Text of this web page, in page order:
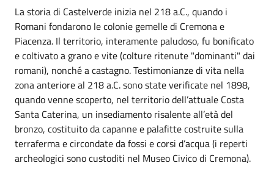
La storia di Castelverde inizia nel 218 a.C., quando i
Romani fondarono le colonie gemelle di Cremona e
Piacenza. Il territorio, interamente paludoso, fu bonificato
e coltivato a grano e vite (colture ritenute "dominanti" dai
romani), nonché a castagno. Testimonianze di vita nella
zona anteriore al 218 a.C. sono state verificate nel 1898,
quando venne scoperto, nel territorio dell’attuale Costa
Santa Caterina, un insediamento risalente all’età del
bronzo, costituito da capanne e palafitte costruite sulla
terraferma e circondate da fossi e corsi d’acqua (i reperti
archeologici sono custoditi nel Museo Civico di Cremona).